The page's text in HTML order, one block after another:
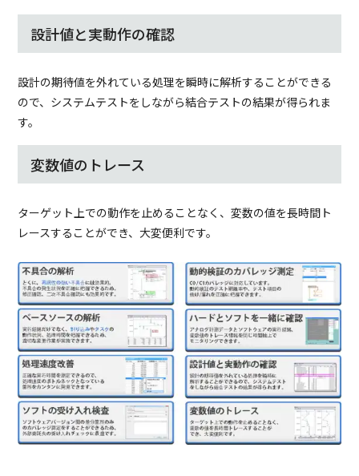
設計値と実動作の確認
設計の期待値を外れている処理を瞬時に解析することができる
ので、システムテストをしながら結合テストの結果が得られま
す。
変数値のトレース
ターゲット上での動作を止めることなく、変数の値を長時間ト
レースすることができ、大変便利です。